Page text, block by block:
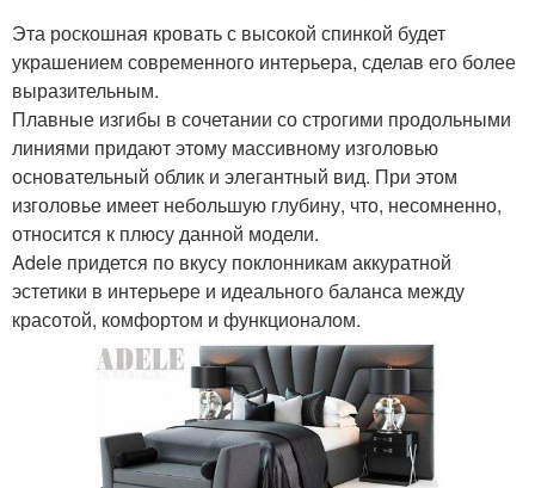
Эта роскошная кровать с высокой спинкой будет
украшением современного интерьера, сделав его более
выразительным.
Плавные изгибы в сочетании со строгими продольными
линиями придают этому массивному изголовью
основательный облик и элегантный вид. При этом
изголовье имеет небольшую глубину, что, несомненно,
относится к плюсу данной модели.
Adele придется по вкусу поклонникам аккуратной
эстетики в интерьере и идеального баланса между
красотой, комфортом и функционалом.